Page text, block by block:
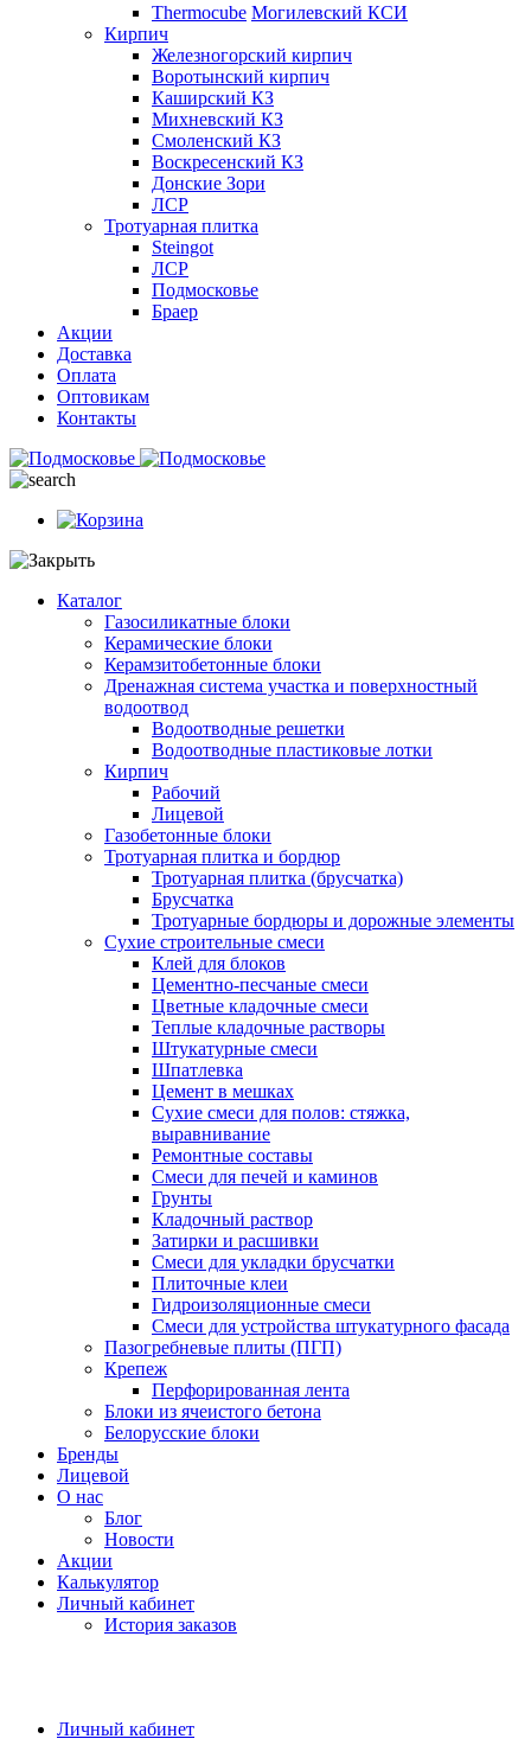
Thermocube Могилевский КСИ
Кирпич
Железногорский кирпич
Воротынский кирпич
Каширский КЗ
Михневский КЗ
Смоленский КЗ
Воскресенский КЗ
Донские Зори
ЛСР
Тротуарная плитка
Steingot
ЛСР
Подмосковье
Браер
Акции
Доставка
Оплата
Оптовикам
Контакты
Каталог
Газосиликатные блоки
Керамические блоки
Керамзитобетонные блоки
Дренажная система участка и поверхностный
водоотвод
Водоотводные решетки
Водоотводные пластиковые лотки
Кирпич
Рабочий
Лицевой
Газобетонные блоки
Тротуарная плитка и бордюр
Тротуарная плитка (брусчатка)
Брусчатка
Тротуарные бордюры и дорожные элементы
Сухие строительные смеси
Клей для блоков
Цементно-песчаные смеси
Цветные кладочные смеси
Теплые кладочные растворы
Штукатурные смеси
Шпатлевка
Цемент в мешках
Сухие смеси для полов: стяжка,
выравнивание
Ремонтные составы
Смеси для печей и каминов
Грунты
Кладочный раствор
Затирки и расшивки
Смеси для укладки брусчатки
Плиточные клеи
Гидроизоляционные смеси
Смеси для устройства штукатурного фасада
Пазогребневые плиты (ПГП)
Крепеж
Перфорированная лента
Блоки из ячеистого бетона
Белорусские блоки
Бренды
Лицевой
О нас
Блог
Новости
Акции
Калькулятор
Личный кабинет
История заказов
Личный кабинет